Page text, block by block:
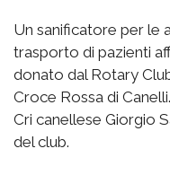
Un sanificatore per le
trasporto di pazienti
donato dal Rotary
Croce Rossa di
Cri canellese Giorgio
del club.